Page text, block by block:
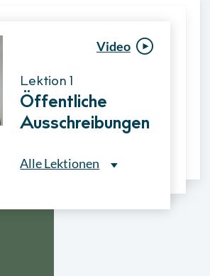
Video
Lektion 1
Öffentliche
Ausschreibungen
Alle Lektionen
Alle Lektionen